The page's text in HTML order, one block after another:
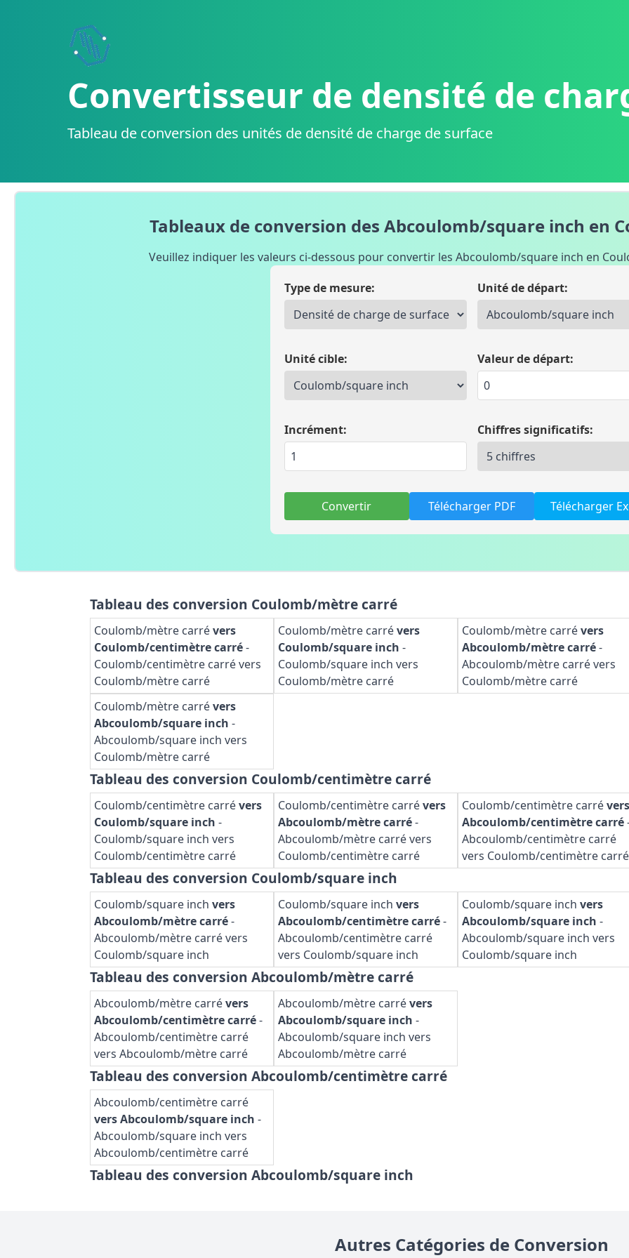
Convertisseur de densité de
Tableau de conversion des unités de densité de charge de surface
Tableaux de conversion des Abcoulomb/square inch en
Veuillez indiquer les valeurs ci-dessous pour convertir les Abcoulomb/square inch en
Type de mesure:
Unité de départ:
Unité cible: Valeur de départ:
Incrément: Chiffres significatifs:
Convertir Télécharger PDF Télécharger
Tableau des conversion Coulomb/mètre carré
Coulomb/mètre carrévers
Coulomb/centimètre carré-
Coulomb/centimètre carré vers
Coulomb/mètre carré
Coulomb/mètre carrévers
Coulomb/square inch -
Coulomb/square inch vers
Coulomb/mètre carré
Coulomb/mètre carrévers
Abcoulomb/mètre carré-
Abcoulomb/mètre carré vers
Coulomb/mètre carré
Coulomb/mètre carrévers
Abcoulomb/square inch -
Abcoulomb/square inch vers
Coulomb/mètre carré
Tableau des conversion Coulomb/centimètre carré
Coulomb/centimètre carrévers
Coulomb/square inch -
Coulomb/square inch vers
Coulomb/centimètre carré
Coulomb/centimètre carrévers
Abcoulomb/mètre carré-
Abcoulomb/mètre carré vers
Coulomb/centimètre carré
Coulomb/centimètre carrévers
Abcoulomb/centimètre carré
Abcoulomb/centimètre carré
vers Coulomb/centimètre carré
Tableau des conversion Coulomb/square inch
Coulomb/square inch vers
Abcoulomb/mètre carré-
Abcoulomb/mètre carré vers
Coulomb/square inch
Coulomb/square inch vers
Abcoulomb/centimètre carré-
Abcoulomb/centimètre carré
vers Coulomb/square inch
Coulomb/square inch vers
Abcoulomb/square inch -
Abcoulomb/square inch vers
Coulomb/square inch
Tableau des conversion Abcoulomb/mètre carré
Abcoulomb/mètre carrévers
Abcoulomb/centimètre carré-
Abcoulomb/centimètre carré
vers Abcoulomb/mètre carré
Abcoulomb/mètre carrévers
Abcoulomb/square inch -
Abcoulomb/square inch vers
Abcoulomb/mètre carré
Tableau des conversion Abcoulomb/centimètre carré
Abcoulomb/centimètre carré
vers Abcoulomb/square inch -
Abcoulomb/square inch vers
Abcoulomb/centimètre carré
Tableau des conversion Abcoulomb/square inch
Autres Catégories de Conversion